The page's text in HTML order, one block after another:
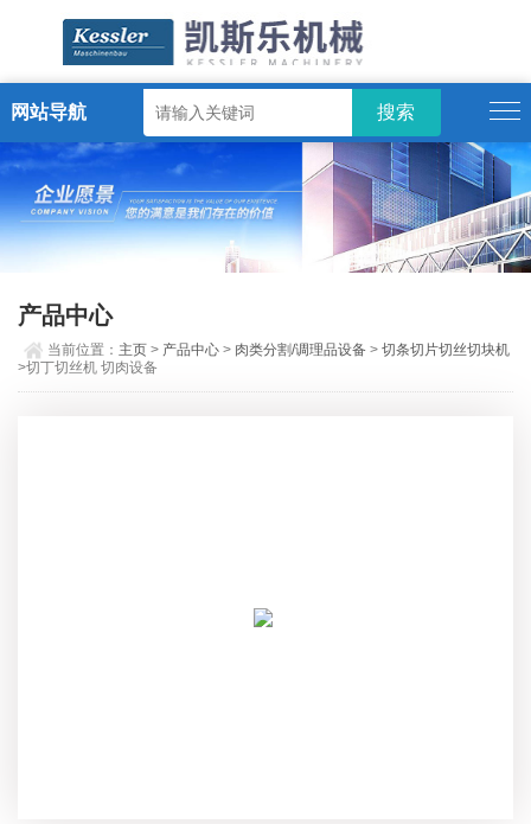
ENGLISH
网站导航
产品中心
当前位置： 主页 > 产品中心 > 肉类分割/调理品设备 >切条切片切丝切块机
>切丁切丝机 切肉设备